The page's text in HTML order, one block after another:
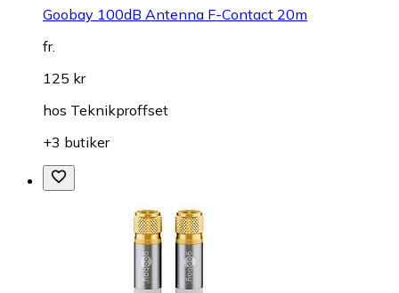
Goobay 100dB Antenna F-Contact 20m
fr.
125 kr
hos Teknikproffset
+3 butiker